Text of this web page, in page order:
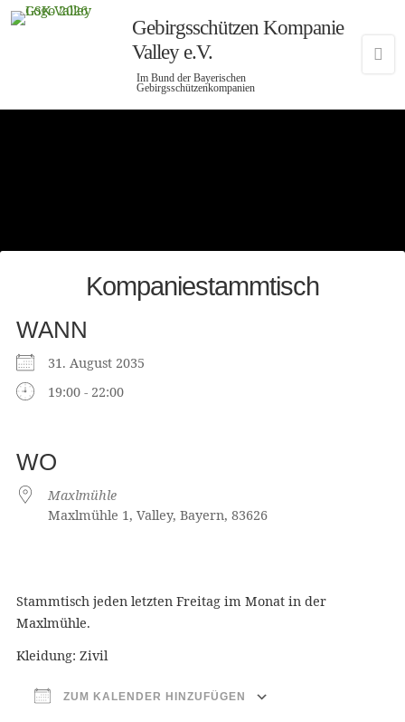
Gebirgsschützen Kompanie
Valley e.V.
Im Bund der Bayerischen
Gebirgsschützenkompanien
Kompaniestammtisch
WANN
31. August 2035
19:00 - 22:00
WO
Maxlmühle
Maxlmühle 1, Valley, Bayern, 83626
Stammtisch jeden letzten Freitag im Monat in der
Maxlmühle.
Kleidung: Zivil
ZUM KALENDER HINZUFÜGEN